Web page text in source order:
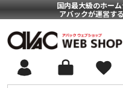
国内最大級のホー
アバックが運営す